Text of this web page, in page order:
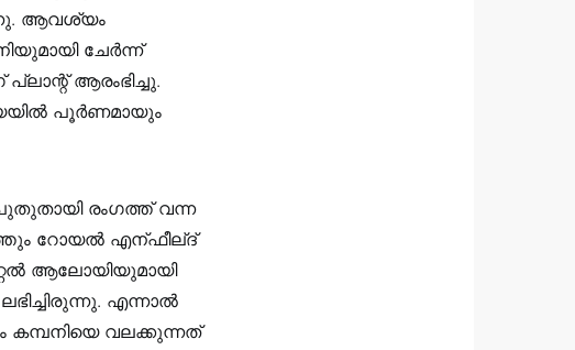
ആവശ്യം
ചേര്‍ന്ന്
ആരംഭിച്ചു.
പൂര്‍ണമായും
രംഗത്ത് വന്ന
റോയല്‍ എന്ഫീല്ദ്
ആലോയിയുമായി
എന്നാല്‍
കമ്പനിയെ വലക്കുന്നത്